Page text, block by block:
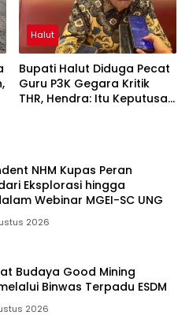
Halut
Bupati Halut Diduga Pecat
Guru P3K Gegara Kritik
THR, Hendra: Itu Keputusan
NHM Kupas Peran
Eksplorasi hingga
Webinar MGEI-SC UNG
2026
Budaya Good Mining
Binwas Terpadu ESDM
2026